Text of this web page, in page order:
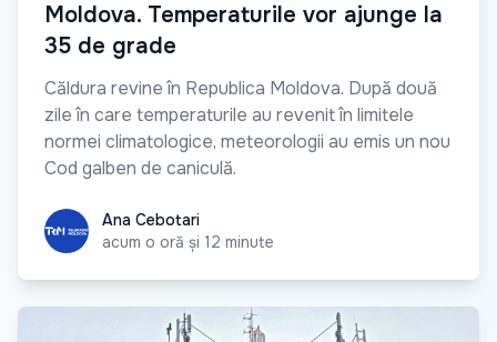
Moldova. Temperaturile vor ajunge la
35 de grade
Căldura revine în Republica Moldova. După două
zile în care temperaturile au revenit în limitele
normei climatologice, meteorologii au emis un nou
Cod galben de caniculă.
Ana CebotariAna Cebotari
acum o oră și 12 minute